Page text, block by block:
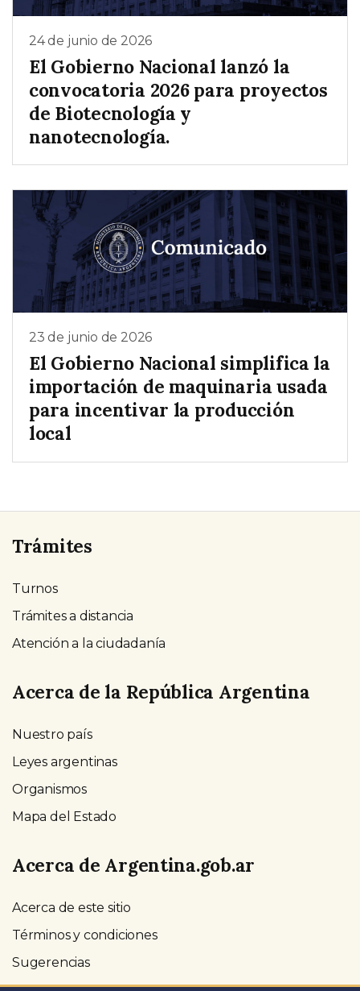
24 de junio de 2026
El Gobierno Nacional lanzó la
convocatoria 2026 para proyectos
de Biotecnología y
nanotecnología.
23 de junio de 2026
El Gobierno Nacional simplifica la
importación de maquinaria usada
para incentivar la producción
local
Trámites
Turnos
Trámites a distancia
Atención a la ciudadanía
Acerca de la República Argentina
Nuestro país
Leyes argentinas
Organismos
Mapa del Estado
Acerca de Argentina.gob.ar
Acerca de este sitio
Términos y condiciones
Sugerencias